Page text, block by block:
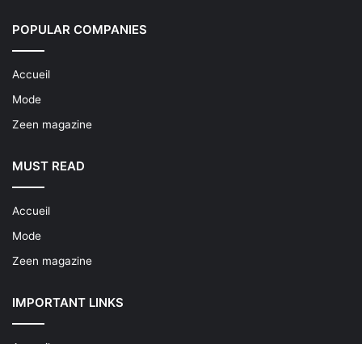
POPULAR COMPANIES
Accueil
Mode
Zeen magazine
MUST READ
Accueil
Mode
Zeen magazine
IMPORTANT LINKS